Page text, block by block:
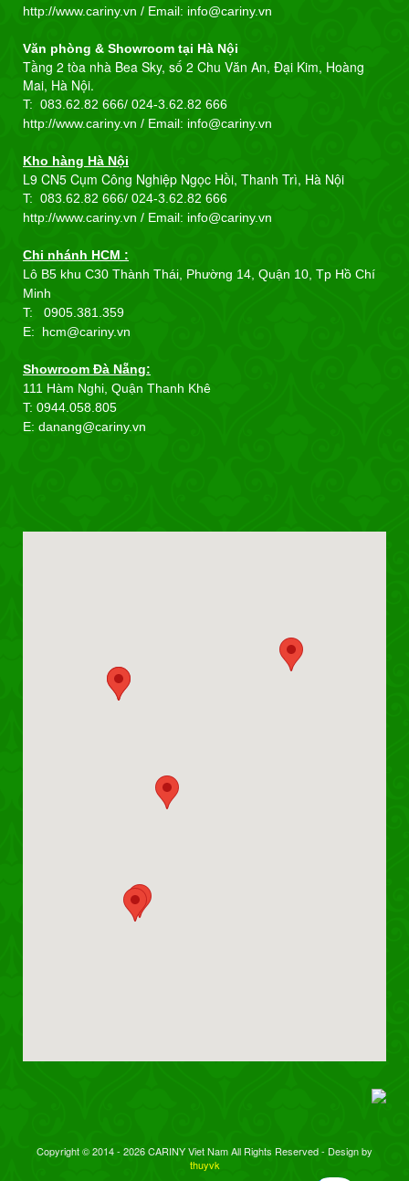
http://www.cariny.vn / Email: info@cariny.vn
Văn phòng & Showroom tại Hà Nội
Tầng 2 tòa nhà Bea Sky, số 2 Chu Văn An, Đại Kim, Hoàng
Mai, Hà Nội.
T: 083.62.82 666/ 024-3.62.82 666
http://www.cariny.vn / Email: info@cariny.vn
Kho hàng Hà Nội
L9 CN5 Cụm Công Nghiệp Ngọc Hồi, Thanh Trì, Hà Nội
T: 083.62.82 666/ 024-3.62.82 666
http://www.cariny.vn / Email: info@cariny.vn
Chi nhánh HCM :
Lô B5 khu C30 Thành Thái, Phường 14, Quận 10, Tp Hồ Chí
Minh
T: 0905.381.359
E: hcm@cariny.vn
Showroom Đà Nẵng:
111 Hàm Nghi, Quận Thanh Khê
T: 0944.058.805
E: danang@cariny.vn
Copyright © 2014 - 2026 CARINY Viet Nam All Rights Reserved - Design by
thuyvk